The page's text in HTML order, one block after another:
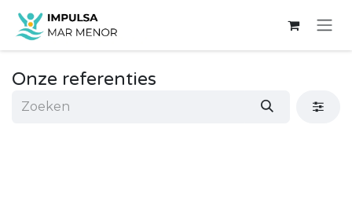
Overslaan naar inhoud
Onze referenties